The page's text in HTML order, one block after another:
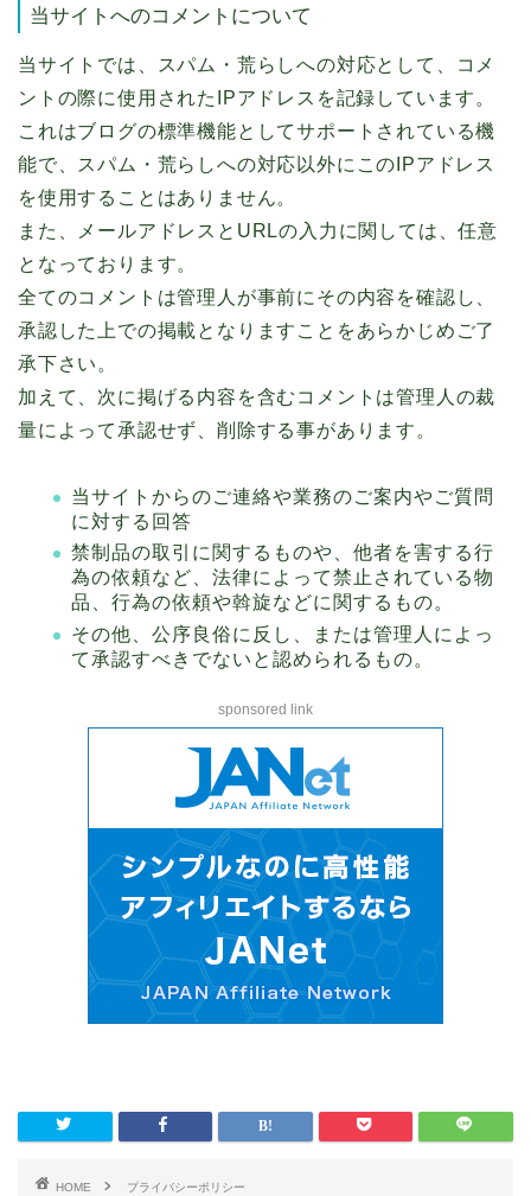
当サイトへのコメントについて
当サイトでは、スパム・荒らしへの対応として、コメ
ントの際に使用されたIPアドレスを記録しています。
これはブログの標準機能としてサポートされている機
能で、スパム・荒らしへの対応以外にこのIPアドレス
を使用することはありません。
また、メールアドレスとURLの入力に関しては、任意
となっております。
全てのコメントは管理人が事前にその内容を確認し、
承認した上での掲載となりますことをあらかじめご了
承下さい。
加えて、次に掲げる内容を含むコメントは管理人の裁
量によって承認せず、削除する事があります。
当サイトからのご連絡や業務のご案内やご質問
に対する回答
禁制品の取引に関するものや、他者を害する行
為の依頼など、法律によって禁止されている物
品、行為の依頼や斡旋などに関するもの。
その他、公序良俗に反し、または管理人によっ
て承認すべきでないと認められるもの。
sponsored link
HOME プライバシーポリシー